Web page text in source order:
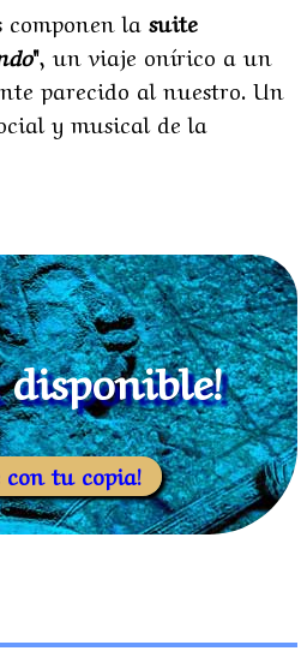
componen la suite
", un viaje onírico a un
parecido al nuestro. Un
y musical de la
disponible!
con tu copia!